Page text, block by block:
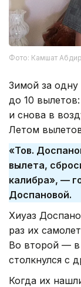
Фото: Камшат
Зимой за
до 10
и снова в
Летом
«Тов.
вылета,
калибра», —
Доспановой.
Хиуаз
раз их
Во второй — в
столкнулся с
Когда их